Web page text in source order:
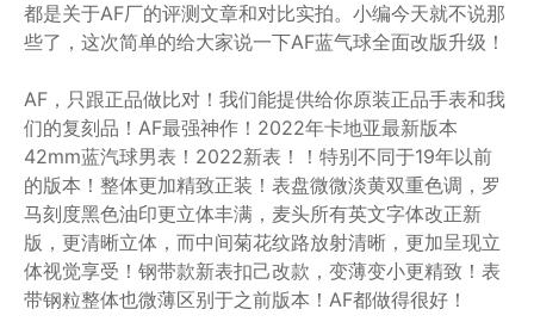
都是关于AF厂的评测文章和对比实拍。小编今天就不说那
些了，这次简单的给大家说一下AF蓝气球全面改版升级！
AF，只跟正品做比对！我们能提供给你原装正品手表和我
们的复刻品！AF最强神作！2022年卡地亚最新版本
42mm蓝汽球男表！2022新表！！特别不同于19年以前
的版本！整体更加精致正装！表盘微微淡黄双重色调，罗
马刻度黑色油印更立体丰满，麦头所有英文字体改正新
版，更清晰立体，而中间菊花纹路放射清晰，更加呈现立
体视觉享受！钢带款新表扣己改款，变薄变小更精致！表
带钢粒整体也微薄区别于之前版本！AF都做得很好！